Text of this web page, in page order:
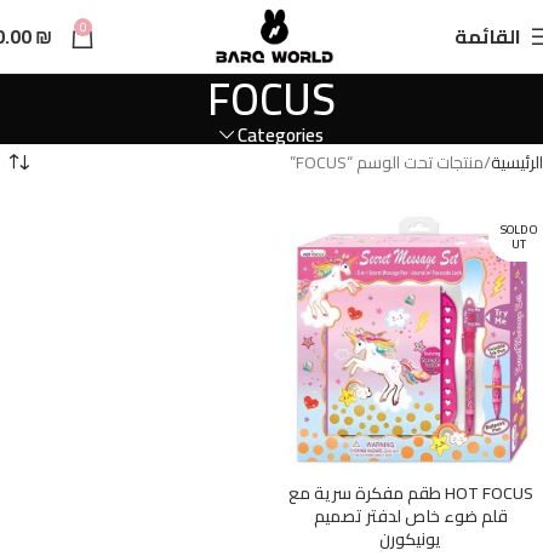
القائمة 0
₪
FOCUS
Categories
الرئيسية منتجات تحت الوسم “FOCUS”
SOLD O
UT
HOT FOCUS طقم مفكرة سرية مع
قلم ضوء خاص لدفتر تصميم
يونيكورن